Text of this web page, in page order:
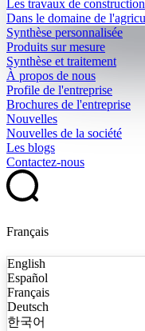
Les travaux de construction
Dans le domaine de
Synthèse personnalisée
Produits sur mesure
Synthèse et traitement
À propos de nous
Profile de l'entreprise
Brochures de l'entreprise
Nouvelles
Nouvelles de la société
Les blogs
Contactez-nous
Français
English
Español
Français
Deutsch
한국어